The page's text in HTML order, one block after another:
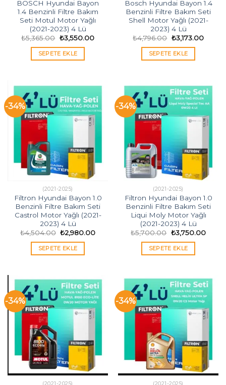
BOSCH Hyundai Bayon
1.4 Benzinli Filtre Bakım
Seti Motul Motor Yağlı
(2021-2023) 4 Lü
₺5,365.00 Orijinal
fiyat:
₺5,365.00.
₺3,550.00Şu
SEPETE EKLE
Bosch Hyundai Bayon 1.4
Benzinli Filtre Bakım Seti
Shell Motor Yağlı (2021-
2023) 4 Lü
₺4,796.00 Orijinal
fiyat:
₺4,796.00.
₺3,173.00Şu
SEPETE EKLE
-34%
(2021-2025)
Filtron Hyundai Bayon 1.0
Benzinli Filtre Bakım Seti
Castrol Motor Yağlı (2021-
2023) 4 Lü
₺4,504.00 Orijinal
fiyat:
₺4,504.00.
₺2,980.00Şu
SEPETE EKLE
-34%
(2021-2025)
Filtron Hyundai Bayon 1.0
Benzinli Filtre Bakım Seti
Liqui Moly Motor Yağlı
(2021-2023) 4 Lü
₺5,700.00 Orijinal
fiyat:
₺5,700.00.
₺3,750.00Şu
SEPETE EKLE
-34%
(2021-2025)
-34%
(2021-2025)